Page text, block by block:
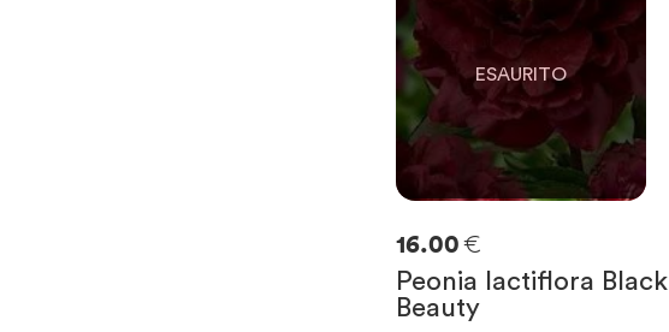
16.00 €
Peonia lactiflora Black
Beauty